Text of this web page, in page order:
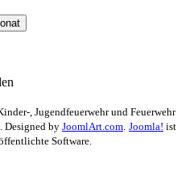
, Jugendfeuerwehr und Feuerwehr
Designed by JoomlArt.com Joomla! ist
Software.